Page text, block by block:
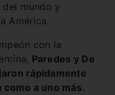
del mundo y
América.
con la
Paredes y De
rápidamente
a uno más.